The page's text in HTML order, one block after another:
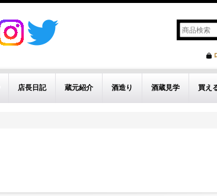
店長日記 蔵元紹介 酒造り 酒蔵見学 買え